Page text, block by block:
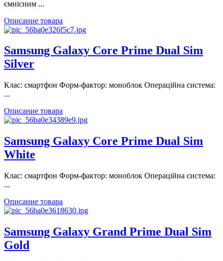
ємнісним ...
Описание товара
Samsung Galaxy Core Prime Dual Sim
Silver
Клас: смартфон Форм-фактор: моноблок Операційна система:
...
Описание товара
Samsung Galaxy Core Prime Dual Sim
White
Клас: смартфон Форм-фактор: моноблок Операційна система:
...
Описание товара
Samsung Galaxy Grand Prime Dual Sim
Gold